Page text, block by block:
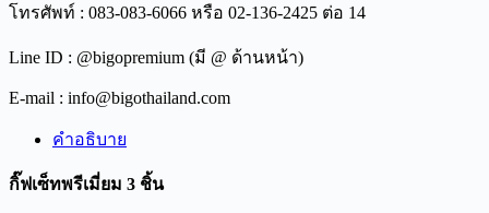
โทรศัพท์ : 083-083-6066 หรือ 02-136-2425 ต่อ 14
Line ID : @bigopremium (มี @ ด้านหน้า)
E-mail : info@bigothailand.com
คำอธิบาย
กิ๊ฟเซ็ทพรีเมี่ยม 3 ชิ้น